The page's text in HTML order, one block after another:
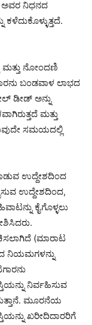
ನಿಧನದ
ಮತ್ತು ನೋಂದಣಿ
ಬಂಡವಾಳ ಲಾಭದ
ಡೀಡ್ ಅನ್ನು
ಮತ್ತು
ಸಮಯದಲ್ಲಿ
ಉದ್ದೇಶದಿಂದ
ಉದ್ದೇಶದಿಂದ,
ಕೈಗೊಳ್ಳಲು
(ಮಾರಾಟ
ನಿಯಮಗಳನ್ನು
ನಿರ್ವಹಿಸುವ
ಮೂರನೆಯ
ಖರೀದಿದಾರರಿಗೆ